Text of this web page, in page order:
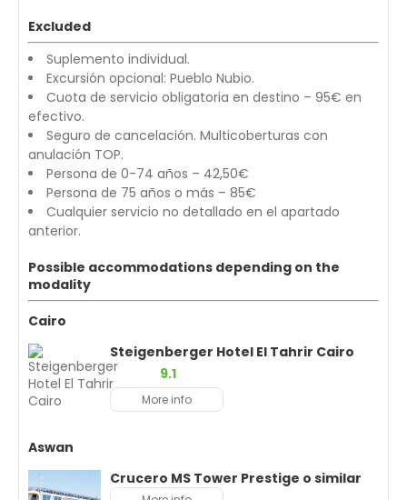
Excluded
Suplemento individual.
Excursión opcional: Pueblo Nubio.
Cuota de servicio obligatoria en destino – 95€ en
efectivo.
Seguro de cancelación. Multicoberturas con
anulación TOP.
Persona de 0-74 años – 42,50€
Persona de 75 años o más – 85€
Cualquier servicio no detallado en el apartado
anterior.
Possible accommodations depending on the
modality
Cairo
Steigenberger Hotel El Tahrir Cairo
9.1
More info
Aswan
Crucero MS Tower Prestige o similar